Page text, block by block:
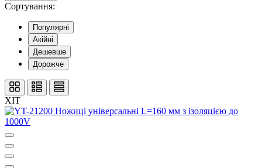
Сортування:
Популярні
Акійні
Дешевше
Дорожче
ХІТ